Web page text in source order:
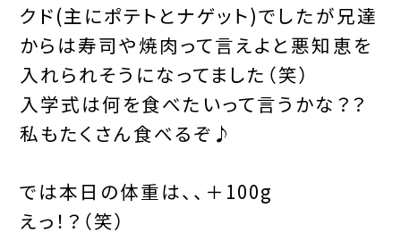
クド(主にポテトとナゲット)でしたが兄達
からは寿司や焼肉って言えよと悪知恵を
入れられそうになってました（笑）
入学式は何を食べたいって言うかな？？
私もたくさん食べるぞ♪
では本日の体重は、、＋100g
えっ！？（笑）